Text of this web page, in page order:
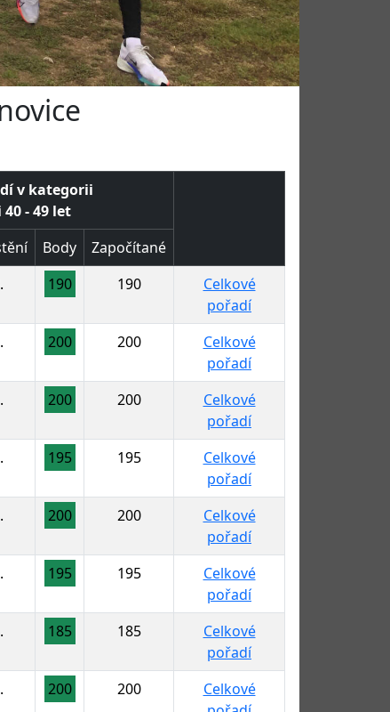
v kategorii
40 - 49 let
Body
Započítané
190 190
Celkové
pořadí
200 200
Celkové
pořadí
200 200
Celkové
pořadí
195 195
Celkové
pořadí
200 200
Celkové
pořadí
195 195
Celkové
pořadí
185 185
Celkové
pořadí
200 200
Celkové